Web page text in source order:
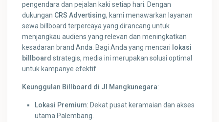
pengendara dan pejalan kaki setiap hari. Dengan
dukungan CRS Advertising, kami menawarkan layanan
sewa billboard terpercaya yang dirancang untuk
menjangkau audiens yang relevan dan meningkatkan
kesadaran brand Anda. Bagi Anda yang mencari lokasi
billboard strategis, media ini merupakan solusi optimal
untuk kampanye efektif.
Keunggulan Billboard di Jl Mangkunegara:
Lokasi Premium: Dekat pusat keramaian dan akses
utama Palembang.